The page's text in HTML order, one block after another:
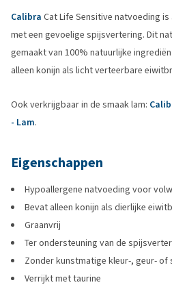
Calibra Cat Life Sensitive natvoeding
met een gevoelige spijsvertering. Dit
gemaakt van 100% natuurlijke
alleen konijn als licht verteerbare
Ook verkrijgbaar in de smaak lam:
- Lam.
Eigenschappen
Hypoallergene natvoeding voor
Bevat alleen konijn als dierlijke
Graanvrij
Ter ondersteuning van de
Zonder kunstmatige kleur-, geur- of
Verrijkt met taurine